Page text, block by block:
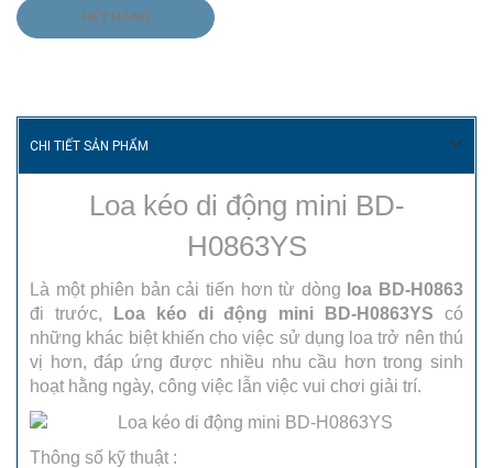
HẾT HÀNG
CHI TIẾT SẢN PHẨM
Loa kéo di động mini BD-
H0863YS
Là một phiên bản cải tiến hơn từ dòng loa BD-H0863
đi trước,
Loa kéo di động mini BD-H0863YS có
những khác biệt khiến cho việc sử dụng loa trở nên thú
vị hơn, đáp ứng được nhiều nhu cầu hơn trong sinh
hoạt hằng ngày, công việc lẫn việc vui chơi giải trí.
Thông số kỹ thuật :